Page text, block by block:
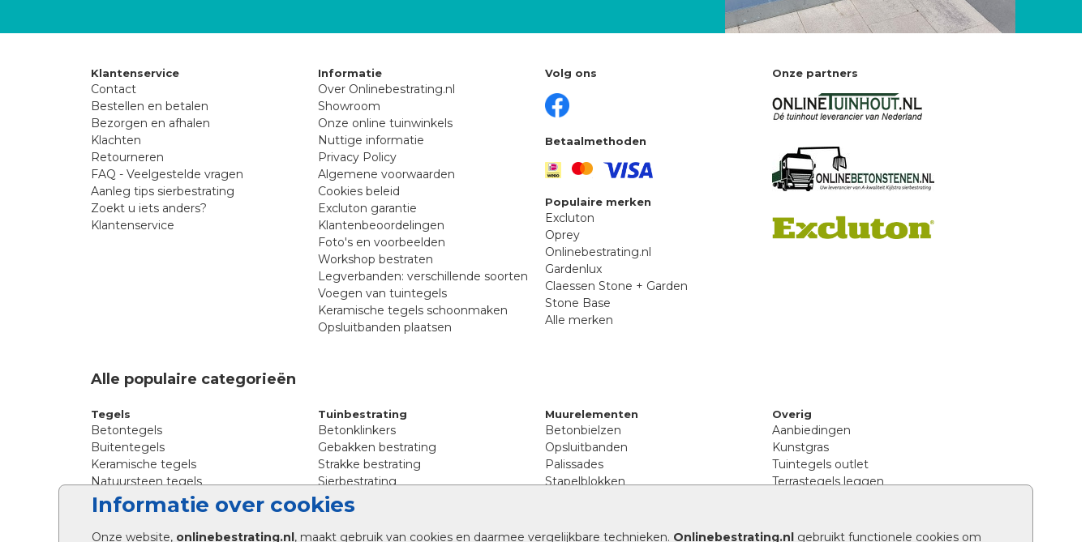
Informatie over cookies
Onze website, onlinebestrating.nl, maakt gebruik van cookies en daarmee vergelijkbare technieken. Onlinebestrating.nl gebruikt functionele cookies om
Klantenservice
Contact
Bestellen en betalen
Bezorgen en afhalen
Klachten
Retourneren
FAQ - Veelgestelde vragen
Aanleg tips sierbestrating
Zoekt u iets anders?
Klantenservice
Informatie
Over Onlinebestrating.nl
Showroom
Onze online tuinwinkels
Nuttige informatie
Privacy Policy
Algemene voorwaarden
Cookies beleid
Excluton garantie
Klantenbeoordelingen
Foto's en voorbeelden
Workshop bestraten
Legverbanden: verschillende soorten
Voegen van tuintegels
Keramische tegels schoonmaken
Opsluitbanden plaatsen
Volg ons
Betaalmethoden
Populaire merken
Excluton
Oprey
Onlinebestrating.nl
Gardenlux
Claessen Stone + Garden
Stone Base
Alle merken
Onze partners
Alle populaire categorieën
Tegels
Betontegels
Buitentegels
Keramische tegels
Natuursteen tegels
Siertegels
Stoeptegels
Straattegels
Tuinbestrating
Betonklinkers
Gebakken bestrating
Strakke bestrating
Sierbestrating
Straatklinkers
Straatstenen
Trommelstenen
Muurelementen
Betonbielzen
Opsluitbanden
Palissades
Stapelblokken
Afwatering en diversen
Overig
Aanbiedingen
Kunstgras
Tuintegels outlet
Terrastegels leggen
Legpatronen betonstenen